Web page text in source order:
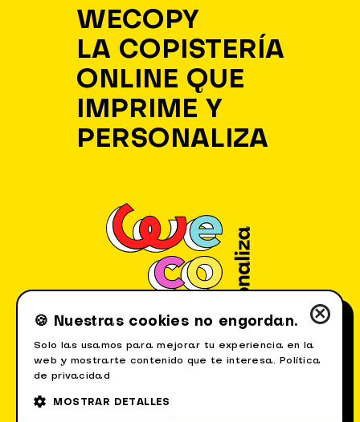
WECOPY
LA COPISTERÍA
ONLINE QUE
IMPRIME Y
PERSONALIZA
×
🍪 Nuestras cookies no engordan.
Solo las usamos para mejorar tu experiencia en la
web y mostrarte contenido que te interesa. Política
de privacidad
MOSTRAR DETALLES